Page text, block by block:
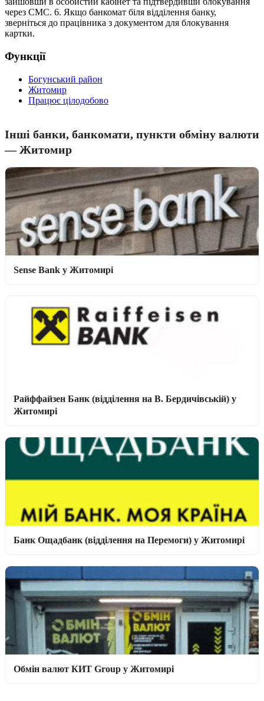
через СМС. 6. Якщо банкомат біля відділення банку,
зверніться до працівника з документом для блокування
картки.
Функції
Богунський район
Житомир
Працює цілодобово
Інші банки, банкомати, пункти обміну валюти
— Житомир
Sense Bank у Житомирі
Райффайзен Банк (відділення на В. Бердичівській) у
Житомирі
Банк Ощадбанк (відділення на Перемоги) у Житомирі
Обмін валют КИТ Group у Житомирі